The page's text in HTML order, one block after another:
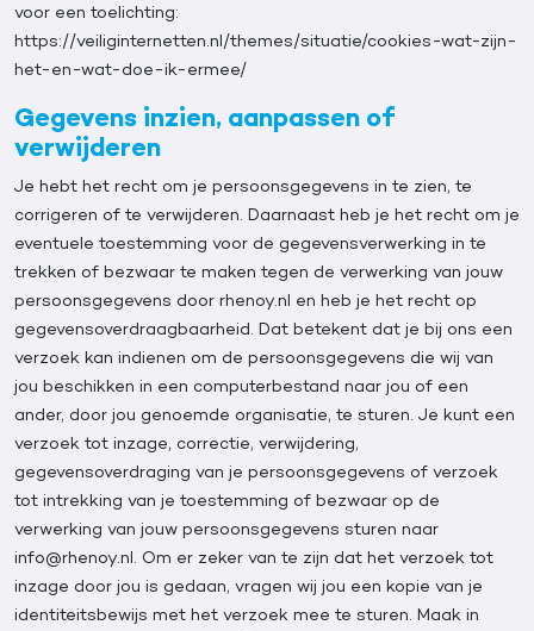
voor een toelichting:
https://veiliginternetten.nl/themes/situatie/cookies-wat-zijn-
het-en-wat-doe-ik-ermee/
Gegevens inzien, aanpassen of
verwijderen
Je hebt het recht om je persoonsgegevens in te zien, te
corrigeren of te verwijderen. Daarnaast heb je het recht om je
eventuele toestemming voor de gegevensverwerking in te
trekken of bezwaar te maken tegen de verwerking van jouw
persoonsgegevens door rhenoy.nl en heb je het recht op
gegevensoverdraagbaarheid. Dat betekent dat je bij ons een
verzoek kan indienen om de persoonsgegevens die wij van
jou beschikken in een computerbestand naar jou of een
ander, door jou genoemde organisatie, te sturen. Je kunt een
verzoek tot inzage, correctie, verwijdering,
gegevensoverdraging van je persoonsgegevens of verzoek
tot intrekking van je toestemming of bezwaar op de
verwerking van jouw persoonsgegevens sturen naar
info@rhenoy.nl. Om er zeker van te zijn dat het verzoek tot
inzage door jou is gedaan, vragen wij jou een kopie van je
identiteitsbewijs met het verzoek mee te sturen. Maak in